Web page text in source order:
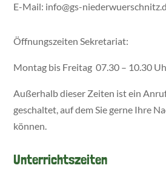
E-Mail: info@gs-
Öffnungszeiten Sekretariat:
Montag bis Freitag 07.30 – 10.30
Außerhalb dieser Zeiten ist ein
geschaltet, auf dem Sie gerne Ihre
können.
Unterrichtszeiten